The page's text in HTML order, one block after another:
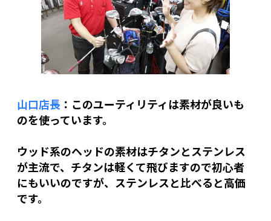
山口店長 ：このユーティリティは素材が良いも
のを使っています。
ウッド系のヘッドの素材はチタンとステンレス
が主流で、チタンは軽くて飛びますので初心者
にもいいのですが、ステンレスと比べると高価
です。